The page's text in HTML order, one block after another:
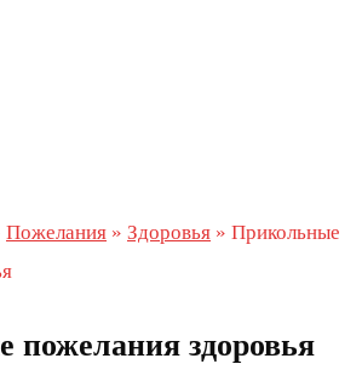
Пожелания » Здоровья » Прикольные
пожелания здоровья